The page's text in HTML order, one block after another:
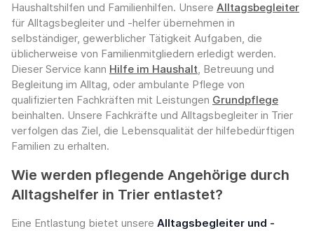
Haushaltshilfen und Familienhilfen. Unsere Alltagsbegleiter
für Alltagsbegleiter und -helfer übernehmen in
selbständiger, gewerblicher Tätigkeit Aufgaben, die
üblicherweise von Familienmitgliedern erledigt werden.
Dieser Service kann Hilfe im Haushalt, Betreuung und
Begleitung im Alltag, oder ambulante Pflege von
qualifizierten Fachkräften mit Leistungen Grundpflege
beinhalten. Unsere Fachkräfte und Alltagsbegleiter in Trier
verfolgen das Ziel, die Lebensqualität der hilfebedürftigen
Familien zu erhalten.
Wie werden pflegende Angehörige durch
Alltagshelfer in Trier entlastet?
Eine Entlastung bietet unsere Alltagsbegleiter und -